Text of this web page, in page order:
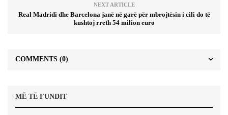
NEXT ARTICLE
Real Madridi dhe Barcelona janë në garë për mbrojtësin i cili do të
kushtoj rreth 54 milion euro
COMMENTS (0)
MË TË FUNDIT